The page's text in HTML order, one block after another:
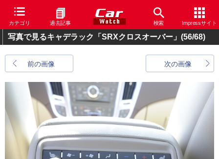
カテゴリ 過去記事 検索 Impressサイト
写真で見るキャデラック「SRXクロスオーバー」 (56/68)
前の画像 次の画像